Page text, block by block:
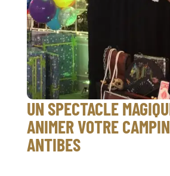
UN SPECTACLE
ANIMER VOTRE
ANTIBES